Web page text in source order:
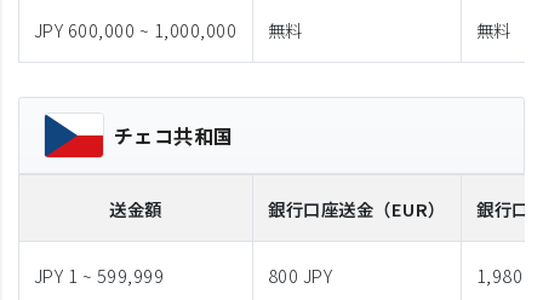
JPY 600,000 ~ 1,000,000 無料 無料
チェコ共和国
送金額 銀行口座送金 （EUR） 銀行口
JPY 1 ~ 599,999 800 JPY 1,980